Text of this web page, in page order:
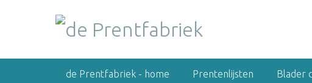
de Prentfabriek - home Prentenlijsten Blader